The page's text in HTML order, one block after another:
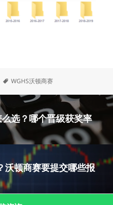
标
WGHS沃顿商赛
选？哪个晋级获奖率
沃顿商赛要提交哪些报